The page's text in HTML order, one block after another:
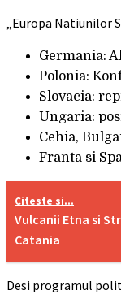
„Europa Natiunilor
Germania:
Polonia:
Slovacia:
Ungaria:
Cehia,
Franta si
Citeste si...
Vulcanii Etna si
Catania
Desi programul